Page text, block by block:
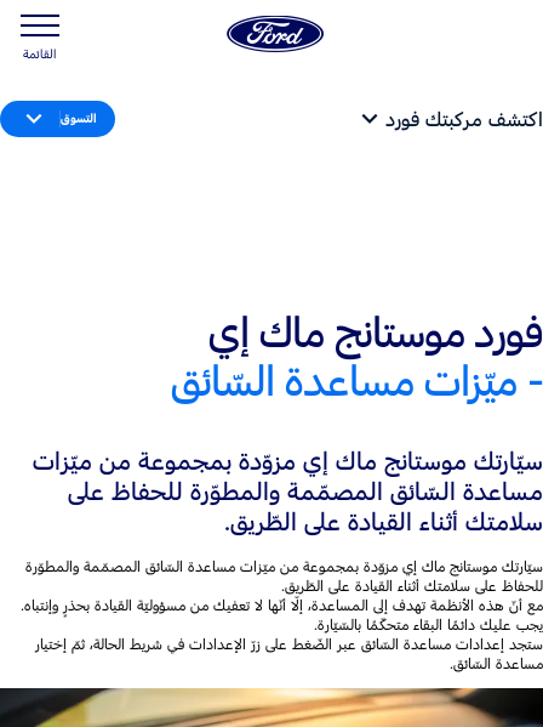
القائمة
اكتشف مركبتك فورد التسوق
فورد موستانج ماك إي
- ميّزات مساعدة السّائق
سيّارتك موستانج ماك إي مزوّدة بمجموعة من ميّزات
مساعدة السّائق المصمّمة والمطوّرة للحفاظ على
سلامتك أثناء القيادة على الطّريق.
سيّارتك موستانج ماك إي مزوّدة بمجموعة من ميّزات مساعدة السّائق المصمّمة والمطوّرة
للحفاظ على سلامتك أثناء القيادة على الطّريق.
مع أنّ هذه الأنظمة تهدف إلى المساعدة، إلّا أنّها لا تعفيك من مسؤوليّة القيادة بحذرٍ وإنتباه.
يجب عليك دائمًا البقاء متحكّمًا بالسّيّارة.
ستجد إعدادات مساعدة السّائق عبر الضّغط على زرّ الإعدادات في شريط الحالة، ثمّ إختيار
مساعدة السّائق.